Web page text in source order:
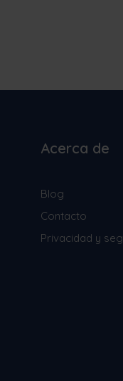
Acerca de
Blog
Contacto
Privacidad y